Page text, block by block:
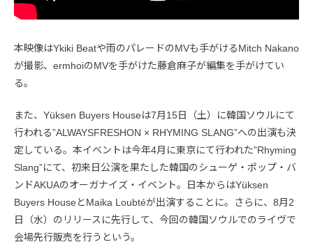
本映像はYkiki Beatや雨のパレードのMVも手がけるMitch Nakano
が撮影、ermhoiのMVを手がけた藤倉麻子が編集を手がけてい
る。
また、Yüksen Buyers Houseは7月15日（土）に韓国ソウルにて
行われる”ALWAYSFRESHON × RHYMING SLANG”への出演も決
定している。本イベントは今年4月に東京にて行われた”Rhyming
Slang”にて、初来日公演を果たした韓国のシューゲ・ポップ・バ
ンドAKUAのオーガナイズ・イベント。日本からはYüksen
Buyers HouseとMaika Loubtéが出演することに。さらに、8月2
日（水）のリリースに先行して、今回の韓国ソウルでのライヴで
会場先行販売を行うという。